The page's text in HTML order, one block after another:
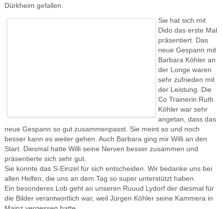
Dürkheim gefallen.
Sie hat sich mit
Dido das erste Mal
präsentiert. Das
neue Gespann mit
Barbara Köhler an
der Longe waren
sehr zufrieden mit
der Leistung. Die
Co Trainerin Ruth
Köhler war sehr
angetan, dass das
neue Gespann so gut zusammenpasst. Sie meint so und noch
besser kann es weiter gehen. Auch Barbara ging mir Willi an den
Start. Diesmal hatte Willi seine Nerven besser zusammen und
präsentierte sich sehr gut.
Sie konnte das S-Einzel für sich entscheiden. Wir bedanke uns bei
allen Helfen, die uns an dem Tag so super unterstützt haben.
Ein besonderes Lob geht an unseren Ruuud Lydorf der diesmal für
die Bilder verantwortlich war, weil Jürgen Köhler seine Kammera in